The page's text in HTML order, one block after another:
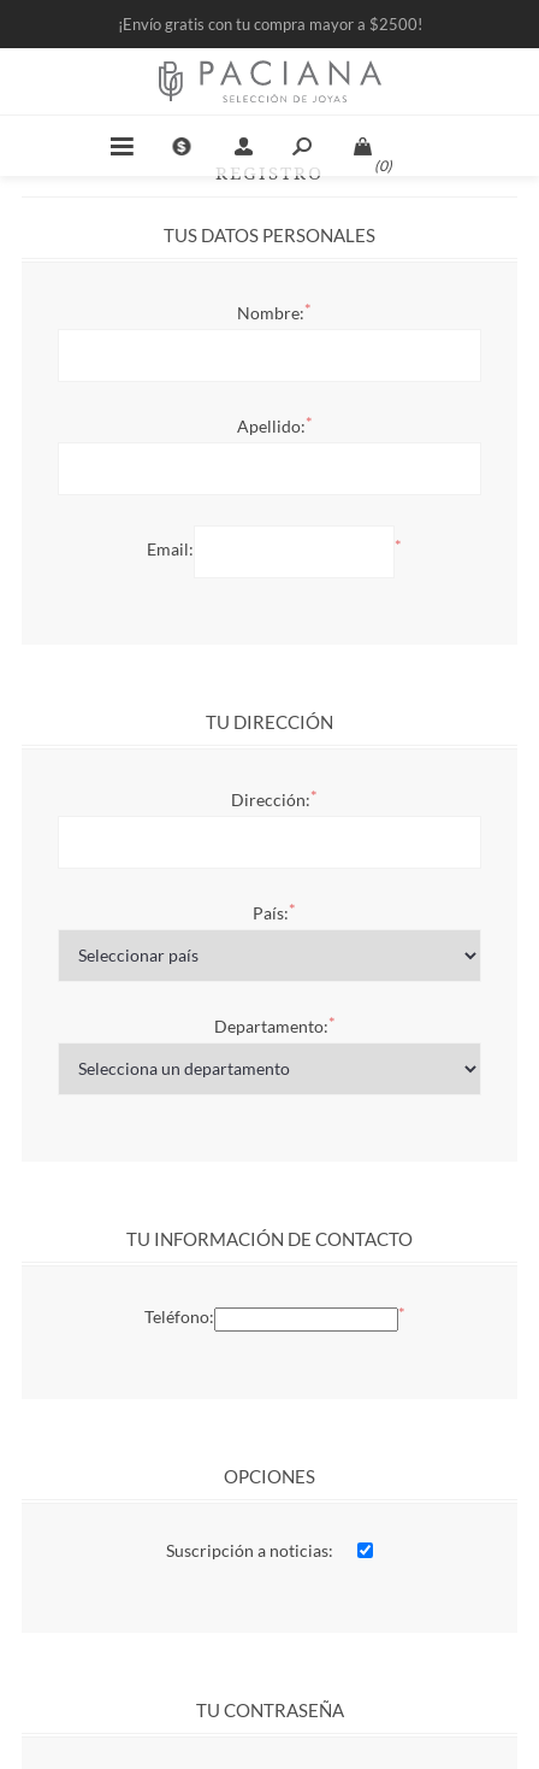
¡Envío gratis con tu compra mayor a $2500!
(0)
REGISTRO
TUS DATOS PERSONALES
Nombre:*
Apellido:*
Email: *
TU DIRECCIÓN
Dirección:*
País:*
Departamento:*
TU INFORMACIÓN DE CONTACTO
Teléfono: *
OPCIONES
Suscripción a noticias:
TU CONTRASEÑA